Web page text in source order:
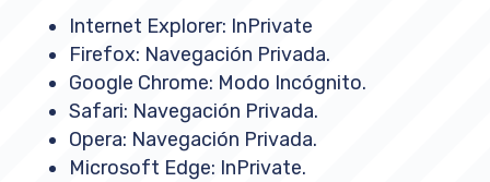
Internet Explorer: InPrivate
Firefox: Navegación Privada.
Google Chrome: Modo Incógnito.
Safari: Navegación Privada.
Opera: Navegación Privada.
Microsoft Edge: InPrivate.